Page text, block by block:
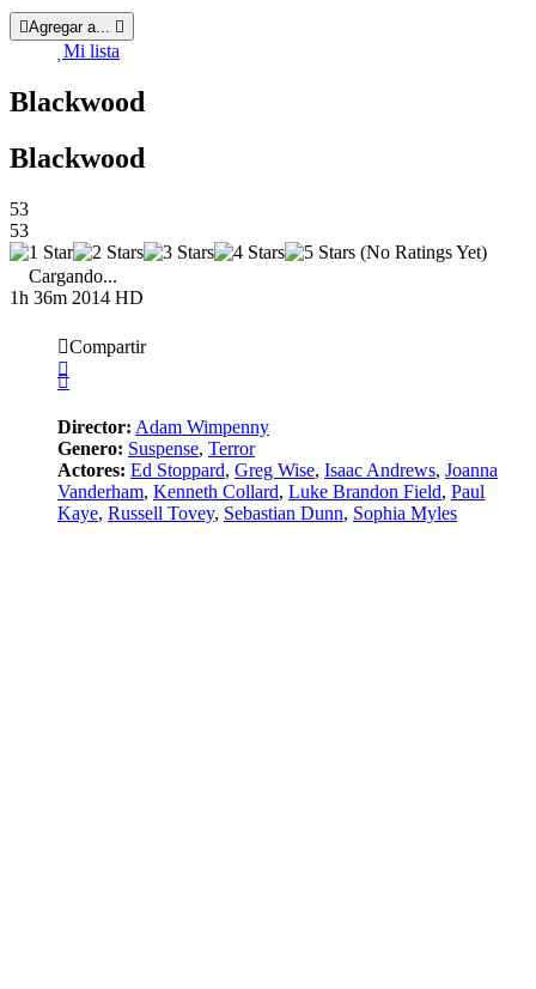
Agregar a...
Mi lista
Blackwood
Blackwood
53
53
(No Ratings Yet)
Cargando...
1h 36m 2014 HD
Compartir
Director: Adam Wimpenny
Genero: Suspense, Terror
Actores: Ed Stoppard, Greg Wise, Isaac Andrews, Joanna
Vanderham, Kenneth Collard, Luke Brandon Field, Paul
Kaye, Russell Tovey, Sebastian Dunn, Sophia Myles